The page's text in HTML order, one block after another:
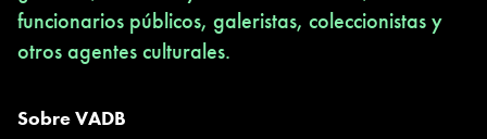
funcionarios públicos, galeristas, coleccionistas y
otros agentes culturales.
Sobre VADB